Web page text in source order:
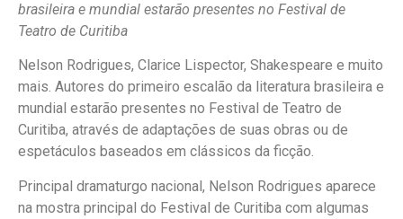
brasileira e mundial estarão presentes no Festival de
Teatro de Curitiba
Nelson Rodrigues, Clarice Lispector, Shakespeare e muito
mais. Autores do primeiro escalão da literatura brasileira e
mundial estarão presentes no Festival de Teatro de
Curitiba, através de adaptações de suas obras ou de
espetáculos baseados em clássicos da ficção.
Principal dramaturgo nacional, Nelson Rodrigues aparece
na mostra principal do Festival de Curitiba com algumas